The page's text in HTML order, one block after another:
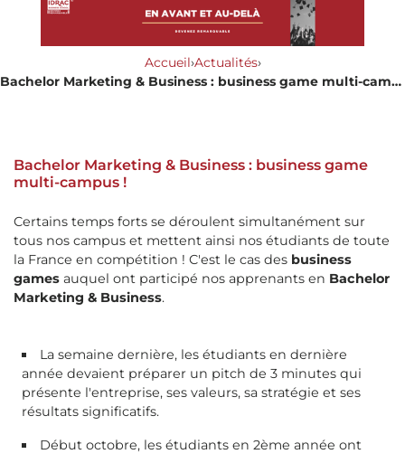
Accueil›Actualités›
Bachelor Marketing & Business : business game multi-campus !
Bachelor Marketing & Business : business game
multi-campus !
Certains temps forts se déroulent simultanément sur
tous nos campus et mettent ainsi nos étudiants de toute
la France en compétition ! C'est le cas des business
games auquel ont participé nos apprenants en Bachelor
Marketing & Business.
La semaine dernière, les étudiants en dernière
année devaient préparer un pitch de 3 minutes qui
présente l'entreprise, ses valeurs, sa stratégie et ses
résultats significatifs.
Début octobre, les étudiants en 2ème année ont